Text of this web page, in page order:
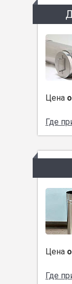
Цена
Где
Цена
Где